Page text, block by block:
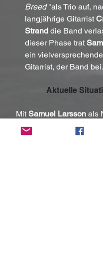
Breed "als Trio auf,
langjährige Gitarrist
Strand die Band
dieser Phase trat
ein
Gitarrist, der Band bei.
Aktuelle
Mit Samuel Larsson als
und dem brandneuen
New Breed
Blister